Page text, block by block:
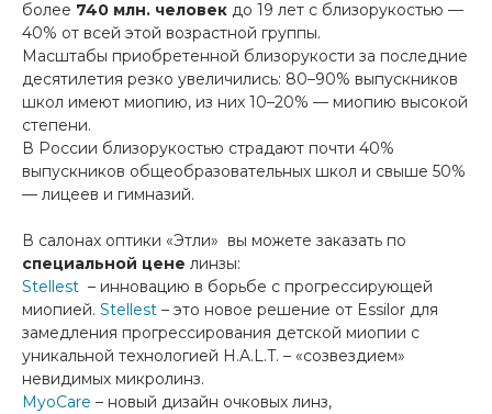
более 740 млн. человек до 19 лет с близорукостью —
40% от всей этой возрастной группы.
Масштабы приобретенной близорукости за последние
десятилетия резко увеличились: 80–90% выпускников
школ имеют миопию, из них 10–20% — миопию высокой
степени.
В России близорукостью страдают почти 40%
выпускников общеобразовательных школ и свыше 50%
— лицеев и гимназий.
В салонах оптики «Этли» вы можете заказать по
специальной цене линзы:
Stellest – инновацию в борьбе с прогрессирующей
миопией. Stellest – это новое решение от Essilor для
замедления прогрессирования детской миопии с
уникальной технологией H.A.L.T. – «созвездием»
невидимых микролинз.
MyoCare – новый дизайн очковых линз,